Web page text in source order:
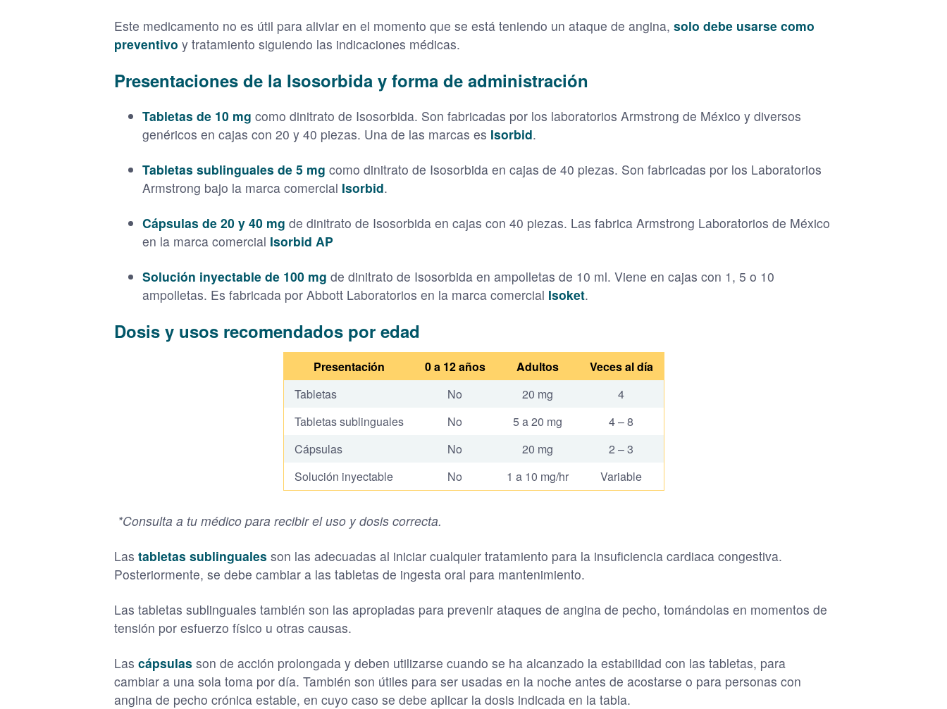
Este medicamento no es útil para aliviar en el momento que se está teniendo un ataque de angina, solo debe usarse como
preventivo y tratamiento siguiendo las indicaciones médicas.
Presentaciones de la Isosorbida y forma de administración
Tabletas de 10 mg como dinitrato de Isosorbida. Son fabricadas por los laboratorios Armstrong de México y diversos
genéricos en cajas con 20 y 40 piezas. Una de las marcas es Isorbid.
Tabletas sublinguales de 5 mg como dinitrato de Isosorbida en cajas de 40 piezas. Son fabricadas por los Laboratorios
Armstrong bajo la marca comercial Isorbid.
Cápsulas de 20 y 40 mg de dinitrato de Isosorbida en cajas con 40 piezas. Las fabrica Armstrong Laboratorios de México
en la marca comercial Isorbid AP
Solución inyectable de 100 mg de dinitrato de Isosorbida en ampolletas de 10 ml. Viene en cajas con 1, 5 o 10
ampolletas. Es fabricada por Abbott Laboratorios en la marca comercial Isoket.
Dosis y usos recomendados por edad
Presentación 0 a 12 años Adultos
Veces al día
Tabletas
No 20 mg
4
Tabletas sublinguales
No 5 a 20 mg
4 – 8
Cápsulas
No 20 mg
2 – 3
Solución inyectable
No 1 a 10 mg/hr Variable
*Consulta a tu médico para recibir el uso y dosis correcta.
Las tabletas sublinguales son las adecuadas al iniciar cualquier tratamiento para la insuficiencia cardiaca congestiva.
Posteriormente, se debe cambiar a las tabletas de ingesta oral para mantenimiento.
Las tabletas sublinguales también son las apropiadas para prevenir ataques de angina de pecho, tomándolas en momentos de
tensión por esfuerzo físico u otras causas.
Las cápsulas son de acción prolongada y deben utilizarse cuando se ha alcanzado la estabilidad con las tabletas, para
cambiar a una sola toma por día. También son útiles para ser usadas en la noche antes de acostarse o para personas con
angina de pecho crónica estable, en cuyo caso se debe aplicar la dosis indicada en la tabla.